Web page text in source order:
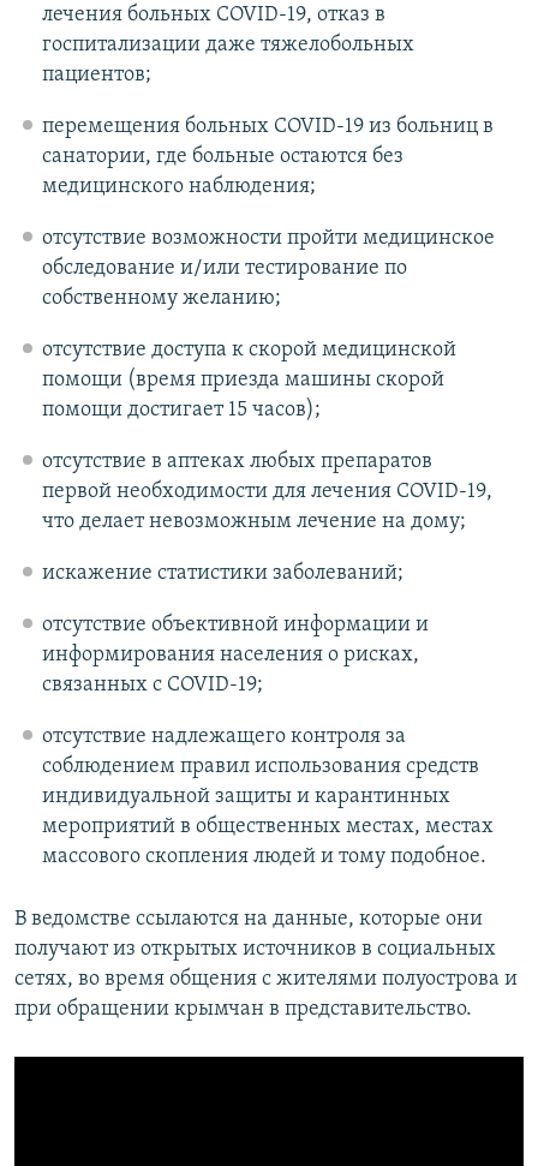
лечения больных COVID-19, отказ в
госпитализации даже тяжелобольных
пациентов;
перемещения больных COVID-19 из больниц в
санатории, где больные остаются без
медицинского наблюдения;
отсутствие возможности пройти медицинское
обследование и/или тестирование по
собственному желанию;
отсутствие доступа к скорой медицинской
помощи (время приезда машины скорой
помощи достигает 15 часов);
отсутствие в аптеках любых препаратов
первой необходимости для лечения COVID-19,
что делает невозможным лечение на дому;
искажение статистики заболеваний;
отсутствие объективной информации и
информирования населения о рисках,
связанных с COVID-19;
отсутствие надлежащего контроля за
соблюдением правил использования средств
индивидуальной защиты и карантинных
мероприятий в общественных местах, местах
массового скопления людей и тому подобное.
В ведомстве ссылаются на данные, которые они
получают из открытых источников в социальных
сетях, во время общения с жителями полуострова и
при обращении крымчан в представительство.